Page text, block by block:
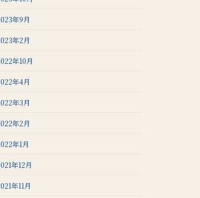
年9月
年2月
年10月
年4月
年3月
年2月
年1月
年12月
年11月